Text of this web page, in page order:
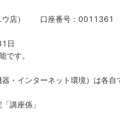
ウ店） 口座番号：0011361
日
です。
・インターネット環境）は各自
講座係」